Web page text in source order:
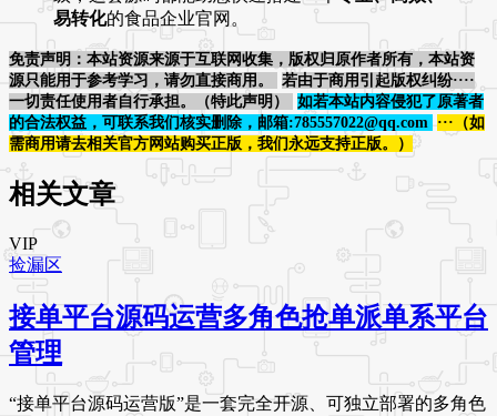
易转化的食品企业官网。
免责声明：本站资源来源于互联网收集，版权归原作者所有，本站资
源只能用于参考学习，请勿直接商用。
若由于商用引起版权纠纷····
一切责任使用者自行承担。（特此声明）
如若本站内容侵犯了原著者
的合法权益，可联系我们核实删除，邮箱:785557022@qq.com
···（如
需商用请去相关官方网站购买正版，我们永远支持正版。）
相关文章
VIP
捡漏区
接单平台源码运营多角色抢单派单系平台
管理
“接单平台源码运营版”是一套完全开源、可独立部署的多角色